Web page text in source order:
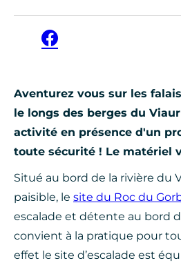
Aventurez vous sur les
le longs des berges du
activité en présence d'un
toute sécurité ! Le matériel
Situé au bord de la rivière du
paisible, le site du Roc du
escalade et détente au bord
convient à la pratique pour
effet le site d’escalade est
Facebook